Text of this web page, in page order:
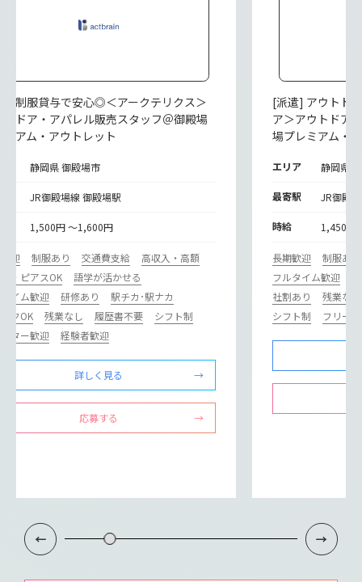
] 制服貸与で安心◎＜アークテリクス＞
トドア・アパレル販売スタッフ＠御殿場
ミアム・アウトレット
静岡県 御殿場市
JR御殿場線 御殿場駅
1,500円 ～1,600円
迎 制服あり 交通費支給
高収入・高額
・ピアスOK
語学が活かせる
イム歓迎
研修あり
駅チカ･駅ナカ
クOK
残業なし 履歴書不要
シフト制
ター歓迎
経験者歓迎
詳しく見る
応募する
[派遣] アウトド
ア＞アウトドア
場プレミアム・
エリア 静岡県
最寄駅 JR御殿
時給 1,450円
長期歓迎
制服あり
フルタイム歓迎
社割あり
残業なし
シフト制
フリー